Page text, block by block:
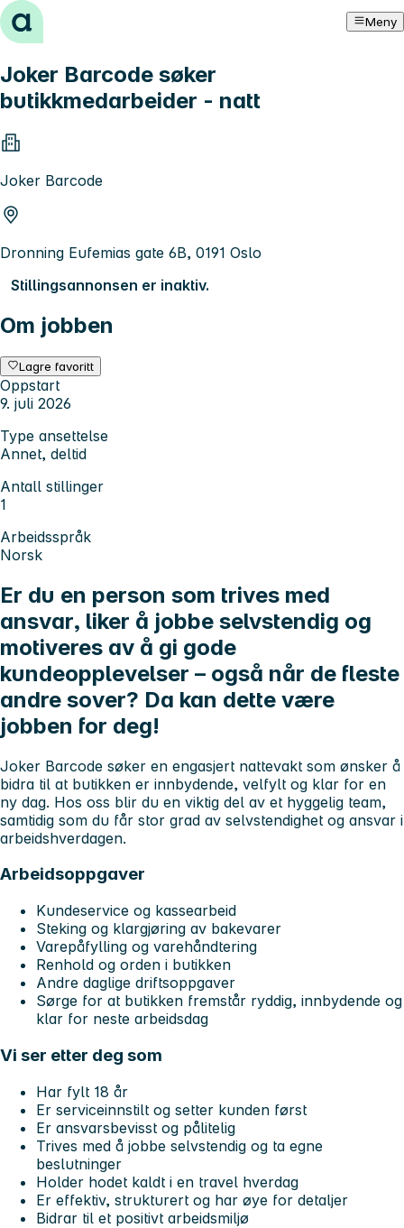
Hopp til innhold Meny
Joker Barcode søker
butikkmedarbeider - natt
Joker Barcode
Dronning Eufemias gate 6B, 0191 Oslo
Stillingsannonsen er inaktiv.
Om jobben
Lagre favoritt
Oppstart
9. juli 2026
Type ansettelse
Annet, deltid
Antall stillinger
1
Arbeidsspråk
Norsk
Er du en person som trives med
ansvar, liker å jobbe selvstendig og
motiveres av å gi gode
kundeopplevelser – også når de fleste
andre sover? Da kan dette være
jobben for deg!
Joker Barcode søker en engasjert nattevakt som ønsker å
bidra til at butikken er innbydende, velfylt og klar for en
ny dag. Hos oss blir du en viktig del av et hyggelig team,
samtidig som du får stor grad av selvstendighet og ansvar i
arbeidshverdagen.
Arbeidsoppgaver
Kundeservice og kassearbeid
Steking og klargjøring av bakevarer
Varepåfylling og varehåndtering
Renhold og orden i butikken
Andre daglige driftsoppgaver
Sørge for at butikken fremstår ryddig, innbydende og
klar for neste arbeidsdag
Vi ser etter deg som
Har fylt 18 år
Er serviceinnstilt og setter kunden først
Er ansvarsbevisst og pålitelig
Trives med å jobbe selvstendig og ta egne
beslutninger
Holder hodet kaldt i en travel hverdag
Er effektiv, strukturert og har øye for detaljer
Bidrar til et positivt arbeidsmiljø